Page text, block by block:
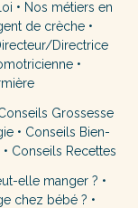
• Nos métiers en
de crèche•
Directrice
•
Grossesse
• Conseils Bien-
• Conseils Recettes
elle manger ? •
chez bébé ? •